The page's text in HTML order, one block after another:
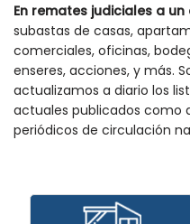
En remates judiciales a un
subastas de casas,
comerciales, oficinas,
enseres, acciones, y más.
actualizamos a diario los
actuales publicados como
periódicos de circulación